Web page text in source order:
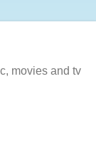
movies and tv